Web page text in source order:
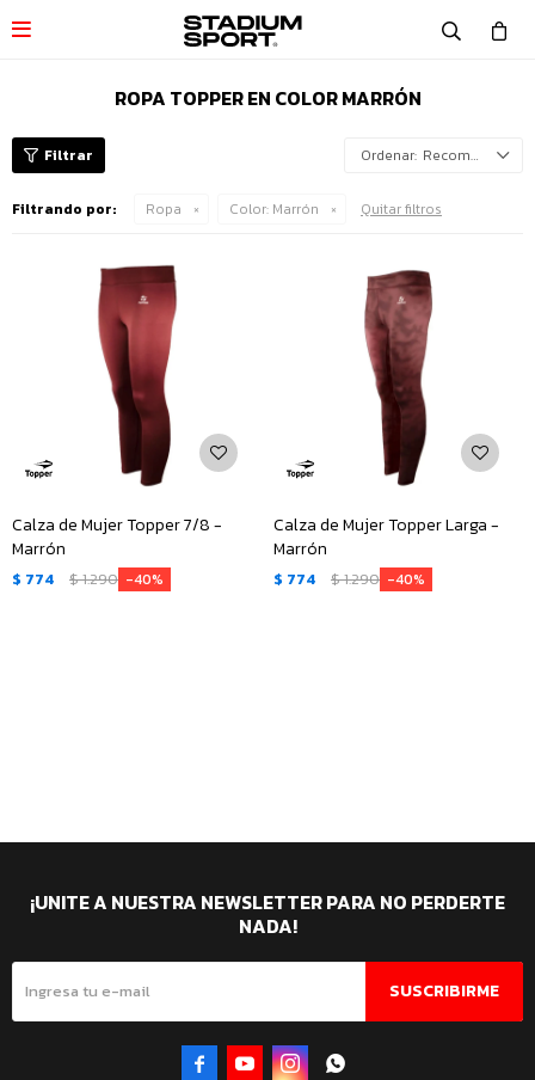

ROPA TOPPER EN COLOR MARRÓN
Recomendados
Filtrando por: Ropa Color: Marrón Quitar filtros
Calza de Mujer Topper 7/8 -
Marrón
$ 774 $1.290 40
Calza de Mujer Topper Larga -
Marrón
$ 774 $1.290 40
¡UNITE A NUESTRA NEWSLETTER PARA NO PERDERTE
NADA!
SUSCRIBIRME
   